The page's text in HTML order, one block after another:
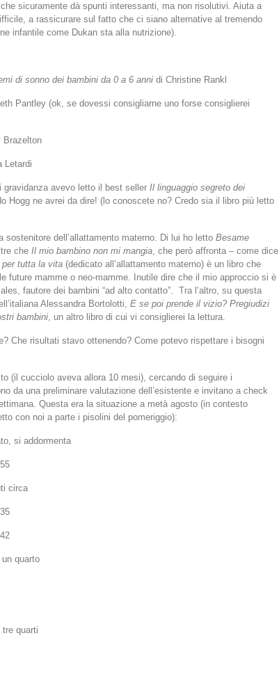
sicuramente dà spunti interessanti, ma non risolutivi. Aiuta a
a rassicurare sul fatto che ci siano alternative al tremendo
infantile come Dukan sta alla nutrizione).
di sonno dei bambini da 0 a 6 anni di Christine Rankl
Pantley (ok, se dovessi consigliarne uno forse consiglierei
Brazelton
Letardi
gravidanza avevo letto il best seller Il linguaggio segreto dei
Hogg ne avrei da dire! (lo conoscete no? Credo sia il libro più letto
sostenitore dell’allattamento materno. Di lui ho letto Besame
che Il mio bambino non mi mangia, che però affronta – come dice
per tutta la vita (dedicato all’allattamento materno) è un libro che
future mamme o neo-mamme. Inutile dire che il mio approccio si è
fautore dei bambini “ad alto contatto”. Tra l’altro, su questa
Alessandra Bortolotti, E se poi prende il vizio? Pregiudizi
bambini, un altro libro di cui vi consiglierei la lettura.
Che risultati stavo ottenendo? Come potevo rispettare i bisogni
(il cucciolo aveva allora 10 mesi), cercando di seguire i
da una preliminare valutazione dell’esistente e invitano a check
Questa era la situazione a metà agosto (in contesto
con noi a parte i pisolini del pomeriggio):
si addormenta
circa
quarto
tre quarti